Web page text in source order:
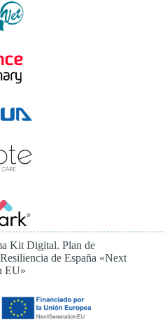
Kit Digital. Plan de
de España «Next
EU»